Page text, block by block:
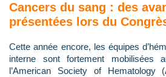
Cancers du sang : des
présentées lors du
Cette année encore, les équipes
interne sont fortement mobilisées
l’American Society of Hematology